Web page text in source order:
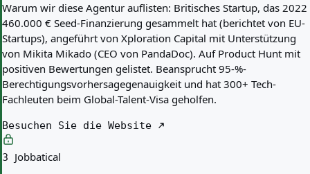
Warum wir diese Agentur auflisten: Britisches Startup, das 2022
460.000 € Seed-Finanzierung gesammelt hat (berichtet von EU-
Startups), angeführt von Xploration Capital mit Unterstützung
von Mikita Mikado (CEO von PandaDoc). Auf Product Hunt mit
positiven Bewertungen gelistet. Beansprucht 95-%-
Berechtigungsvorhersagegenauigkeit und hat 300+ Tech-
Fachleuten beim Global-Talent-Visa geholfen.
Besuchen Sie die Website
3 Jobbatical